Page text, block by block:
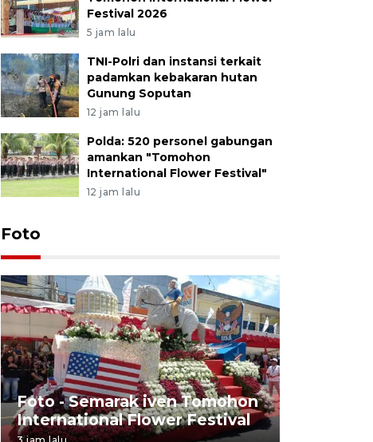
Festival 2026
5 jam lalu
TNI-Polri dan instansi terkait
padamkan kebakaran hutan
Gunung Soputan
12 jam lalu
Polda: 520 personel gabungan
amankan "Tomohon
International Flower Festival"
12 jam lalu
Foto
Foto - Semarak iven Tomohon
International Flower Festival